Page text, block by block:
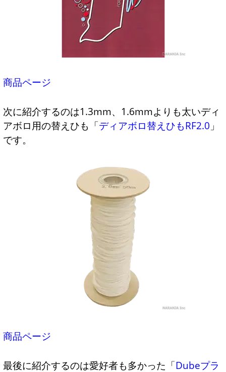
商品ページ
次に紹介するのは1.3mm、1.6mmよりも太いディ
アボロ用の替えひも「ディアボロ替えひもRF2.0 」
です。
商品ページ
最後に紹介するのは愛好者も多かった「Dubeプラ